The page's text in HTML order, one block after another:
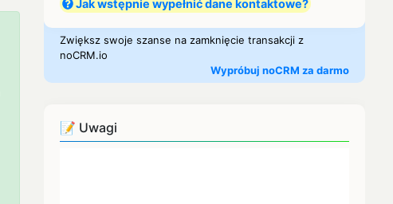
Jak wstępnie wypełnić dane kontaktowe?
Zwiększ swoje szanse na zamknięcie transakcji z
noCRM.io
Wypróbuj noCRM za darmo
📝 Uwagi